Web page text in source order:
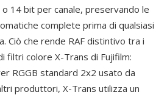
14 bit per canale, preservando le
complete prima di qualsiasi
Ciò che rende RAF distintivo tra i
filtri colore X-Trans di Fujifilm:
RGGB standard 2x2 usato da
produttori, X-Trans utilizza un